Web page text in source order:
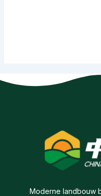
Moderne landbouw